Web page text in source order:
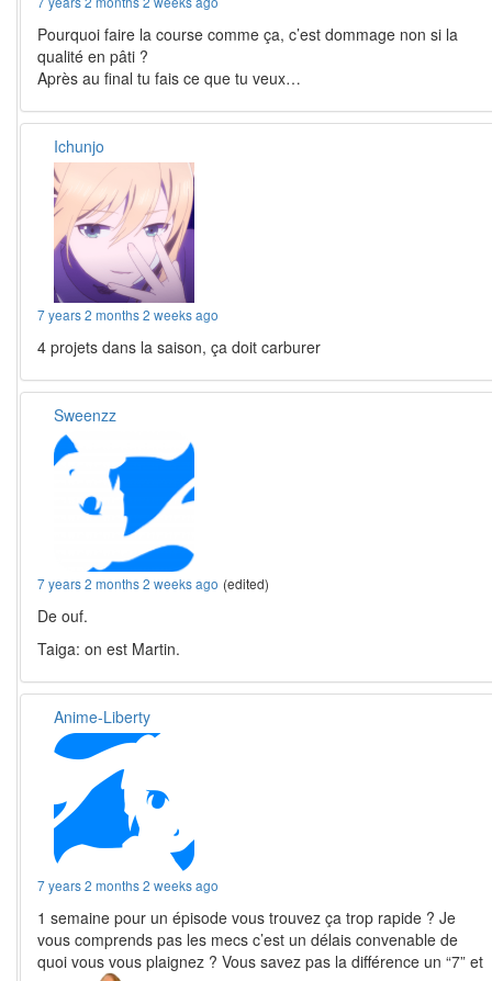
Pourquoi faire la course comme ça, c’est dommage non si la
qualité en pâti ?
Après au final tu fais ce que tu veux…
Ichunjo
7 years 2 months 2 weeks ago
4 projets dans la saison, ça doit carburer
Sweenzz
7 years 2 months 2 weeks ago (edited)
De ouf.
Taiga: on est Martin.
Anime-Liberty
7 years 2 months 2 weeks ago
1 semaine pour un épisode vous trouvez ça trop rapide ? Je
vous comprends pas les mecs c’est un délais convenable de
quoi vous vous plaignez ? Vous savez pas la différence un “7” et